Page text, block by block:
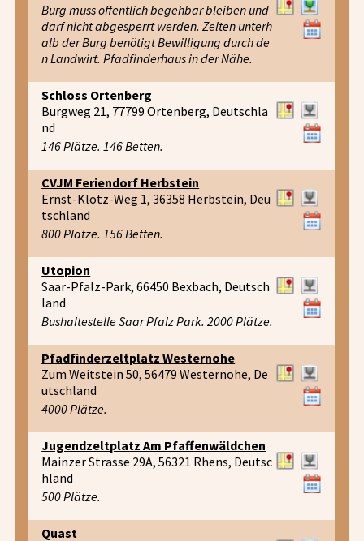
Burg muss öffentlich begehbar bleiben und
darf nicht abgesperrt werden. Zelten unterh
alb der Burg benötigt Bewilligung durch de
n Landwirt. Pfadfinderhaus in der Nähe.
Schloss Ortenberg
Burgweg 21, 77799 Ortenberg, Deutschla
nd
146 Plätze. 146 Betten.
CVJM Feriendorf Herbstein
Ernst-Klotz-Weg 1, 36358 Herbstein, Deu
tschland
800 Plätze. 156 Betten.
Utopion
Saar-Pfalz-Park, 66450 Bexbach, Deutsch
land
Bushaltestelle Saar Pfalz Park. 2000 Plätze.
Pfadfinderzeltplatz Westernohe
Zum Weitstein 50, 56479 Westernohe, De
utschland
4000 Plätze.
Jugendzeltplatz Am Pfaffenwäldchen
Mainzer Strasse 29A, 56321 Rhens, Deutsc
hland
500 Plätze.
Quast